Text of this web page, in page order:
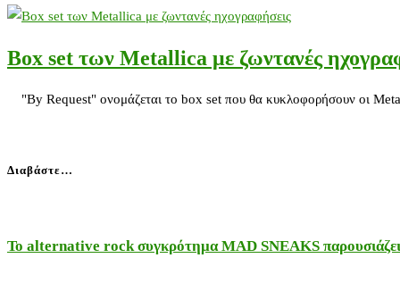
Box set των Metallica με ζωντανές
"By Request" ονομάζεται το box set που θα κυκλοφορήσουν οι
Διαβάστε…
Το alternative rock συγκρότημα MAD SNEAKS